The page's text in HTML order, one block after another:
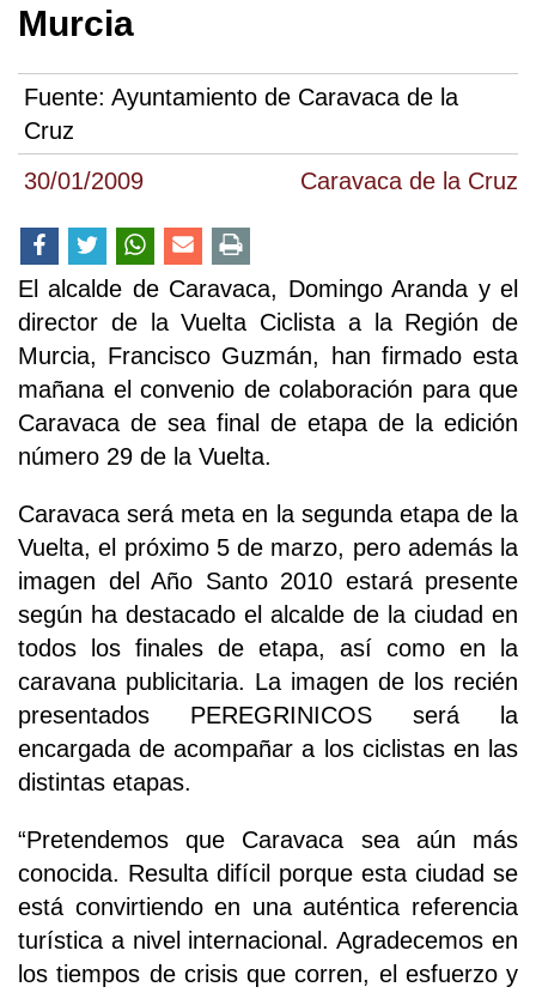
30/01/2009 Caravaca de la Cruz
Murcia
Fuente: Ayuntamiento de Caravaca de la
Cruz
El alcalde de Caravaca, Domingo Aranda y el
director de la Vuelta Ciclista a la Región de
Murcia, Francisco Guzmán, han firmado esta
mañana el convenio de colaboración para que
Caravaca de sea final de etapa de la edición
número 29 de la Vuelta.
Caravaca será meta en la segunda etapa de la
Vuelta, el próximo 5 de marzo, pero además la
imagen del Año Santo 2010 estará presente
según ha destacado el alcalde de la ciudad en
todos los finales de etapa, así como en la
caravana publicitaria. La imagen de los recién
presentados PEREGRINICOS será la
encargada de acompañar a los ciclistas en las
distintas etapas.
“Pretendemos que Caravaca sea aún más
conocida. Resulta difícil porque esta ciudad se
está convirtiendo en una auténtica referencia
turística a nivel internacional. Agradecemos en
los tiempos de crisis que corren, el esfuerzo y